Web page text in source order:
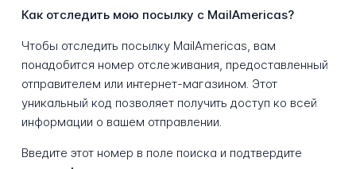
Как отследить мою посылку с MailAmericas?
Чтобы отследить посылку MailAmericas, вам
понадобится номер отслеживания, предоставленный
отправителем или интернет-магазином. Этот
уникальный код позволяет получить доступ ко всей
информации о вашем отправлении.
Введите этот номер в поле поиска и подтвердите